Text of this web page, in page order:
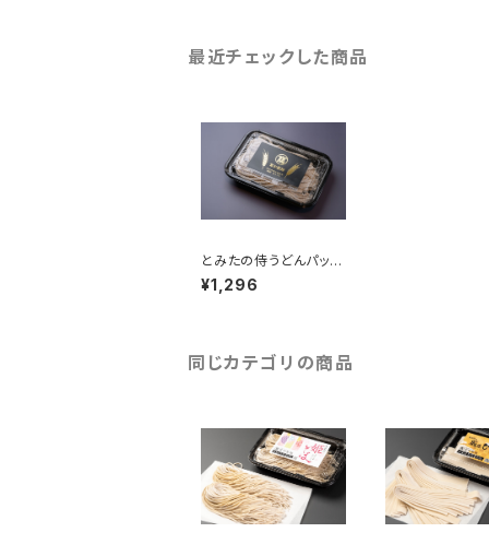
最近チェックした商品
とみたの侍うどんパック
(3人前)
¥1,296
同じカテゴリの商品